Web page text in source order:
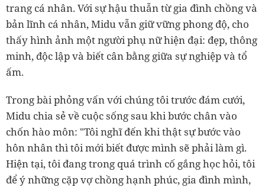
trang cá nhân. Với sự hậu thuẫn từ gia đình chồng và
bản lĩnh cá nhân, Midu vẫn giữ vững phong độ, cho
thấy hình ảnh một người phụ nữ hiện đại: đẹp, thông
minh, độc lập và biết cân bằng giữa sự nghiệp và tổ
ấm.
Trong bài phỏng vấn với chúng tôi trước đám cưới,
Midu chia sẻ về cuộc sống sau khi bước chân vào
chốn hào môn: "Tôi nghĩ đến khi thật sự bước vào
hôn nhân thì tôi mới biết được mình sẽ phải làm gì.
Hiện tại, tôi đang trong quá trình cố gắng học hỏi, tôi
để ý những cặp vợ chồng hạnh phúc, gia đình mình,